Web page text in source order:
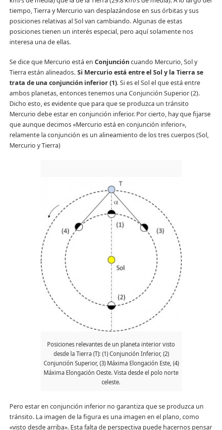
tiempo, Tierra y Mercurio van desplazándose en sus órbitas y sus
posiciones relativas al Sol van cambiando. Algunas de estas
posiciones tienen un interés especial, pero aquí solamente nos
interesa una de ellas.
Se dice que Mercurio está en Conjuncióncuando Mercurio, Sol y
Tierra están alineados. Si Mercurio está entre el Sol y la Tierra se
trata de una conjunción inferior(1). Si es el Sol el que está entre
ambos planetas, entonces tenemos una Conjunción Superior (2).
Dicho esto, es evidente que para que se produzca un tránsito
Mercurio debe estar en conjunción inferior. Por cierto, hay que fijarse
que aunque decimos «Mercurio está en conjunción inferior»,
relamente la conjunción es un alineamiento de los tres cuerpos (Sol,
Mercurio y Tierra)
Posiciones relevantes de un planeta interior visto
desde la Tierra (T): (1) Conjunción Inferior, (2)
Conjunción Superior, (3) Máxima Elongación Este, (4)
Máxima Elongación Oeste. Vista desde el polo norte
celeste.
Pero estar en conjunción inferior no garantiza que se produzca un
tránsito. La imagen de la figura es una imagen en el plano, como
«visto desde arriba». Esta falta de perspectiva puede hacernos pensar